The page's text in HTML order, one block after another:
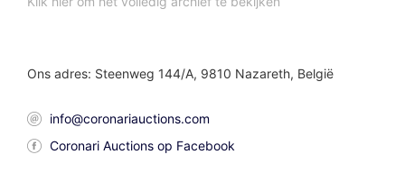
Ons adres: Steenweg 144/A, 9810 Nazareth, België
info@coronariauctions.com
Coronari Auctions op Facebook